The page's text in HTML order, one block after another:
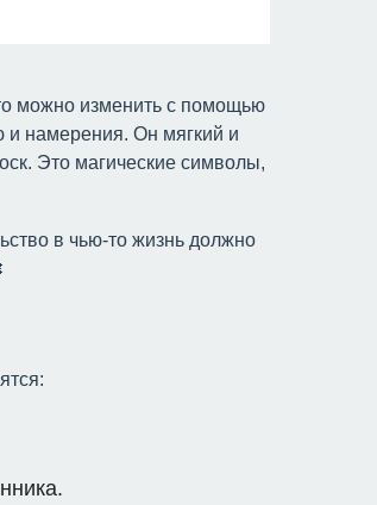
можно изменить с помощью
и намерения. Он мягкий и
Это магические символы,
в чью-то жизнь должно